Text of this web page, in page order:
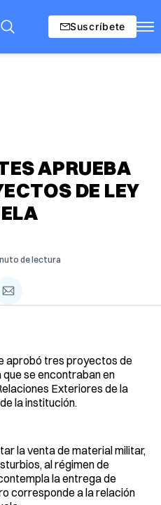
Suscríbete
APRUEBA
DE LEY
de lectura
Compartir
via
aprobó tres proyectos de
se encontraban en
Exteriores de la
la institución.
la venta de material militar,
al régimen de
la entrega de
corresponde a la relación